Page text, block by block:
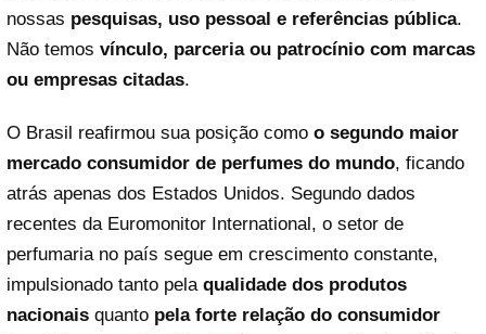
nossas pesquisas, uso pessoal e referências pública.
Não temos vínculo, parceria ou patrocínio com marcas
ou empresas citadas.
O Brasil reafirmou sua posição como o segundo maior
mercado consumidor de perfumes do mundo, ficando
atrás apenas dos Estados Unidos. Segundo dados
recentes da Euromonitor International, o setor de
perfumaria no país segue em crescimento constante,
impulsionado tanto pela qualidade dos produtos
nacionais quanto pela forte relação do consumidor